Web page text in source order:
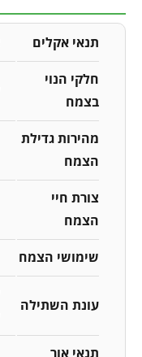
תנאי אקלים
חלקי הנוי
בצמח
מהירות גדילת
הצמח
צורת חיי
הצמח
שימושי הצמח
עונת השתילה
תנאי אור